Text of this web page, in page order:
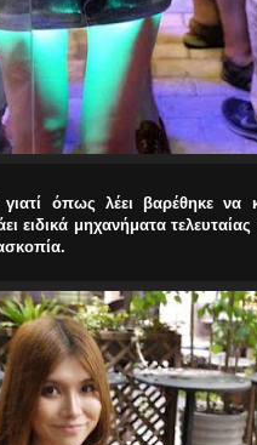
όπως λέει βαρέθηκε
μηχανήματα τελευταίας